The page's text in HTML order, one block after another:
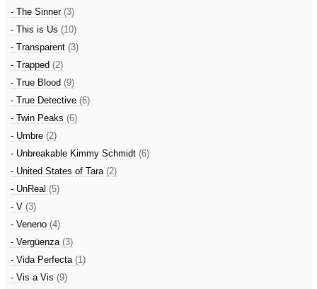
- The Sinner (3)
- This is Us (10)
- Transparent (3)
- Trapped (2)
- True Blood (9)
- True Detective (6)
- Twin Peaks (6)
- Umbre (2)
- Unbreakable Kimmy Schmidt (6)
- United States of Tara (2)
- UnReal (5)
- V (3)
- Veneno (4)
- Vergüenza (3)
- Vida Perfecta (1)
- Vis a Vis (9)